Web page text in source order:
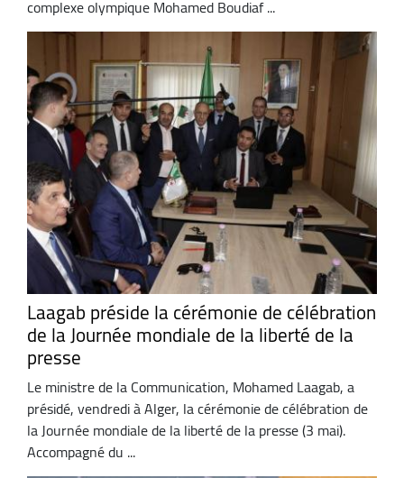
complexe olympique Mohamed Boudiaf ...
Laagab préside la cérémonie de célébration
de la Journée mondiale de la liberté de la
presse
Le ministre de la Communication, Mohamed Laagab, a
présidé, vendredi à Alger, la cérémonie de célébration de
la Journée mondiale de la liberté de la presse (3 mai).
Accompagné du ...